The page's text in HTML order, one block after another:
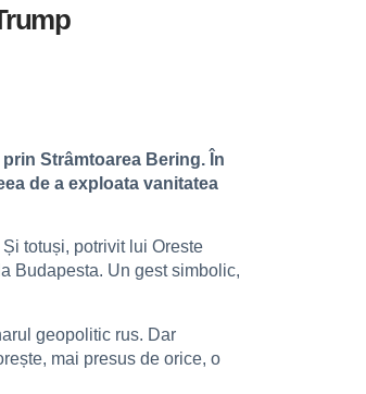
Strâmtoarea Bering. În
de a exploata vanitatea
totuși, potrivit lui Oreste
Budapesta. Un gest simbolic,
geopolitic rus. Dar
mai presus de orice, o